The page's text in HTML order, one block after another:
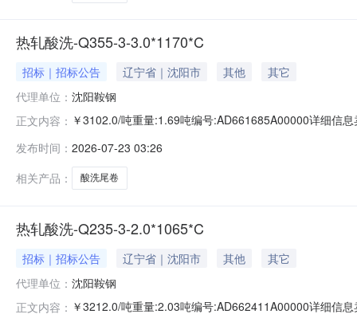
热轧酸洗-Q355-3-3.0*1170*C
招标｜招标公告 辽宁省｜沈阳市 其他
其它
代理单位： 沈阳鞍钢
正文内容： ￥3102.0/吨重量:1.69吨编号:AD661685A00000详细信
求产线名称:冷轧1#线锌层重量代码描述:上表面锌层重量
发布时间： 2026-07-23 03:26
相关产品：
酸洗尾卷
热轧酸洗-Q235-3-2.0*1065*C
招标｜招标公告 辽宁省｜沈阳市 其他
其它
代理单位： 沈阳鞍钢
正文内容： ￥3212.0/吨重量:2.03吨编号:AD662411A00000详细信